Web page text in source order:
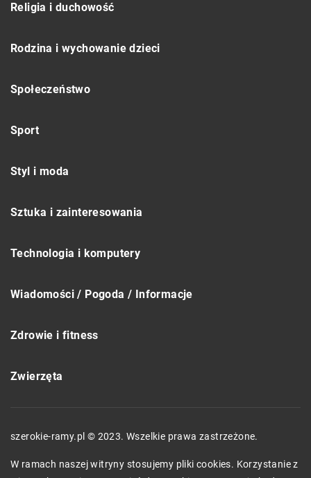
Religia i duchowość
Rodzina i wychowanie dzieci
Społeczeństwo
Sport
Styl i moda
Sztuka i zainteresowania
Technologia i komputery
Wiadomości / Pogoda / Informacje
Zdrowie i fitness
Zwierzęta
szerokie-ramy.pl © 2023. Wszelkie prawa zastrzeżone.
W ramach naszej witryny stosujemy pliki cookies. Korzystanie z